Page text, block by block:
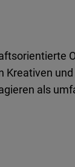
Kreativen
als